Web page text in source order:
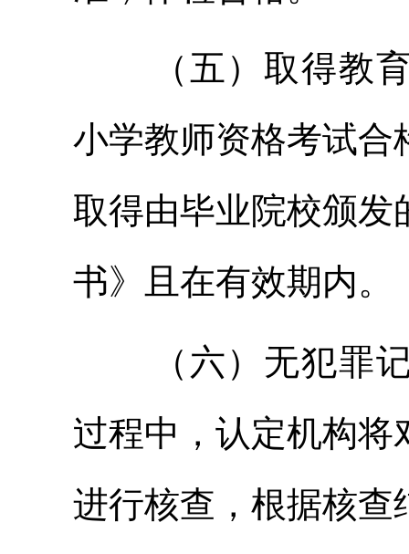
（五）取得教
小学教师资格考试合
取得由毕业院校颁发
书》且在有效期内。
（六）无犯罪
过程中，认定机构
进行核查，根据核查